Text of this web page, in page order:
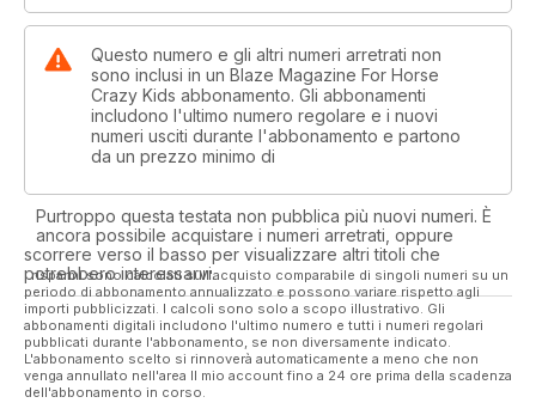
Questo numero e gli altri numeri arretrati non
sono inclusi in un Blaze Magazine For Horse
Crazy Kids abbonamento. Gli abbonamenti
includono l'ultimo numero regolare e i nuovi
numeri usciti durante l'abbonamento e partono
da un prezzo minimo di
Purtroppo questa testata non pubblica più nuovi numeri. È
ancora possibile acquistare i numeri arretrati, oppure
scorrere verso il basso per visualizzare altri titoli che
potrebbero interessarvi.
I risparmi sono calcolati sull'acquisto comparabile di singoli numeri su un
periodo di abbonamento annualizzato e possono variare rispetto agli
importi pubblicizzati. I calcoli sono solo a scopo illustrativo. Gli
abbonamenti digitali includono l'ultimo numero e tutti i numeri regolari
pubblicati durante l'abbonamento, se non diversamente indicato.
L'abbonamento scelto si rinnoverà automaticamente a meno che non
venga annullato nell'area Il mio account fino a 24 ore prima della scadenza
dell'abbonamento in corso.